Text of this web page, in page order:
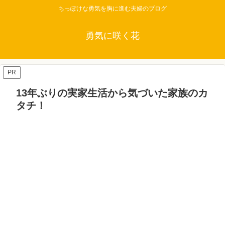
ちっぽけな勇気を胸に進む夫婦のブログ
勇気に咲く花
PR
13年ぶりの実家生活から気づいた家族のカ
タチ！